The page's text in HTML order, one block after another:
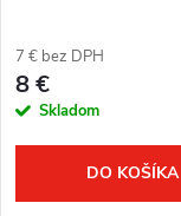
7 € bez DPH
8 €
Skladom
DO KOŠÍKA